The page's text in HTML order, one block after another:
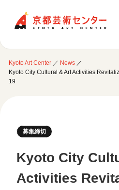
日本語
Opening Hours & Accessibility
Floor Guide
Attend an event
Kyoto Art Center／ News／
Kyoto City Cultural & Art Activities
19
募集締切
Kyoto City
Activities